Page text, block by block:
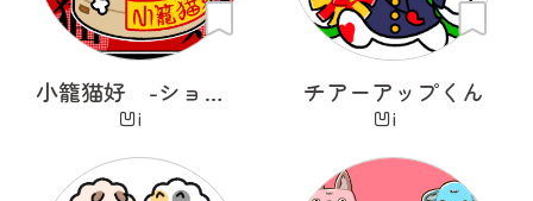
小籠猫好 -ショウロンニャンハオ-
凹i
チアーアップくん
凹i